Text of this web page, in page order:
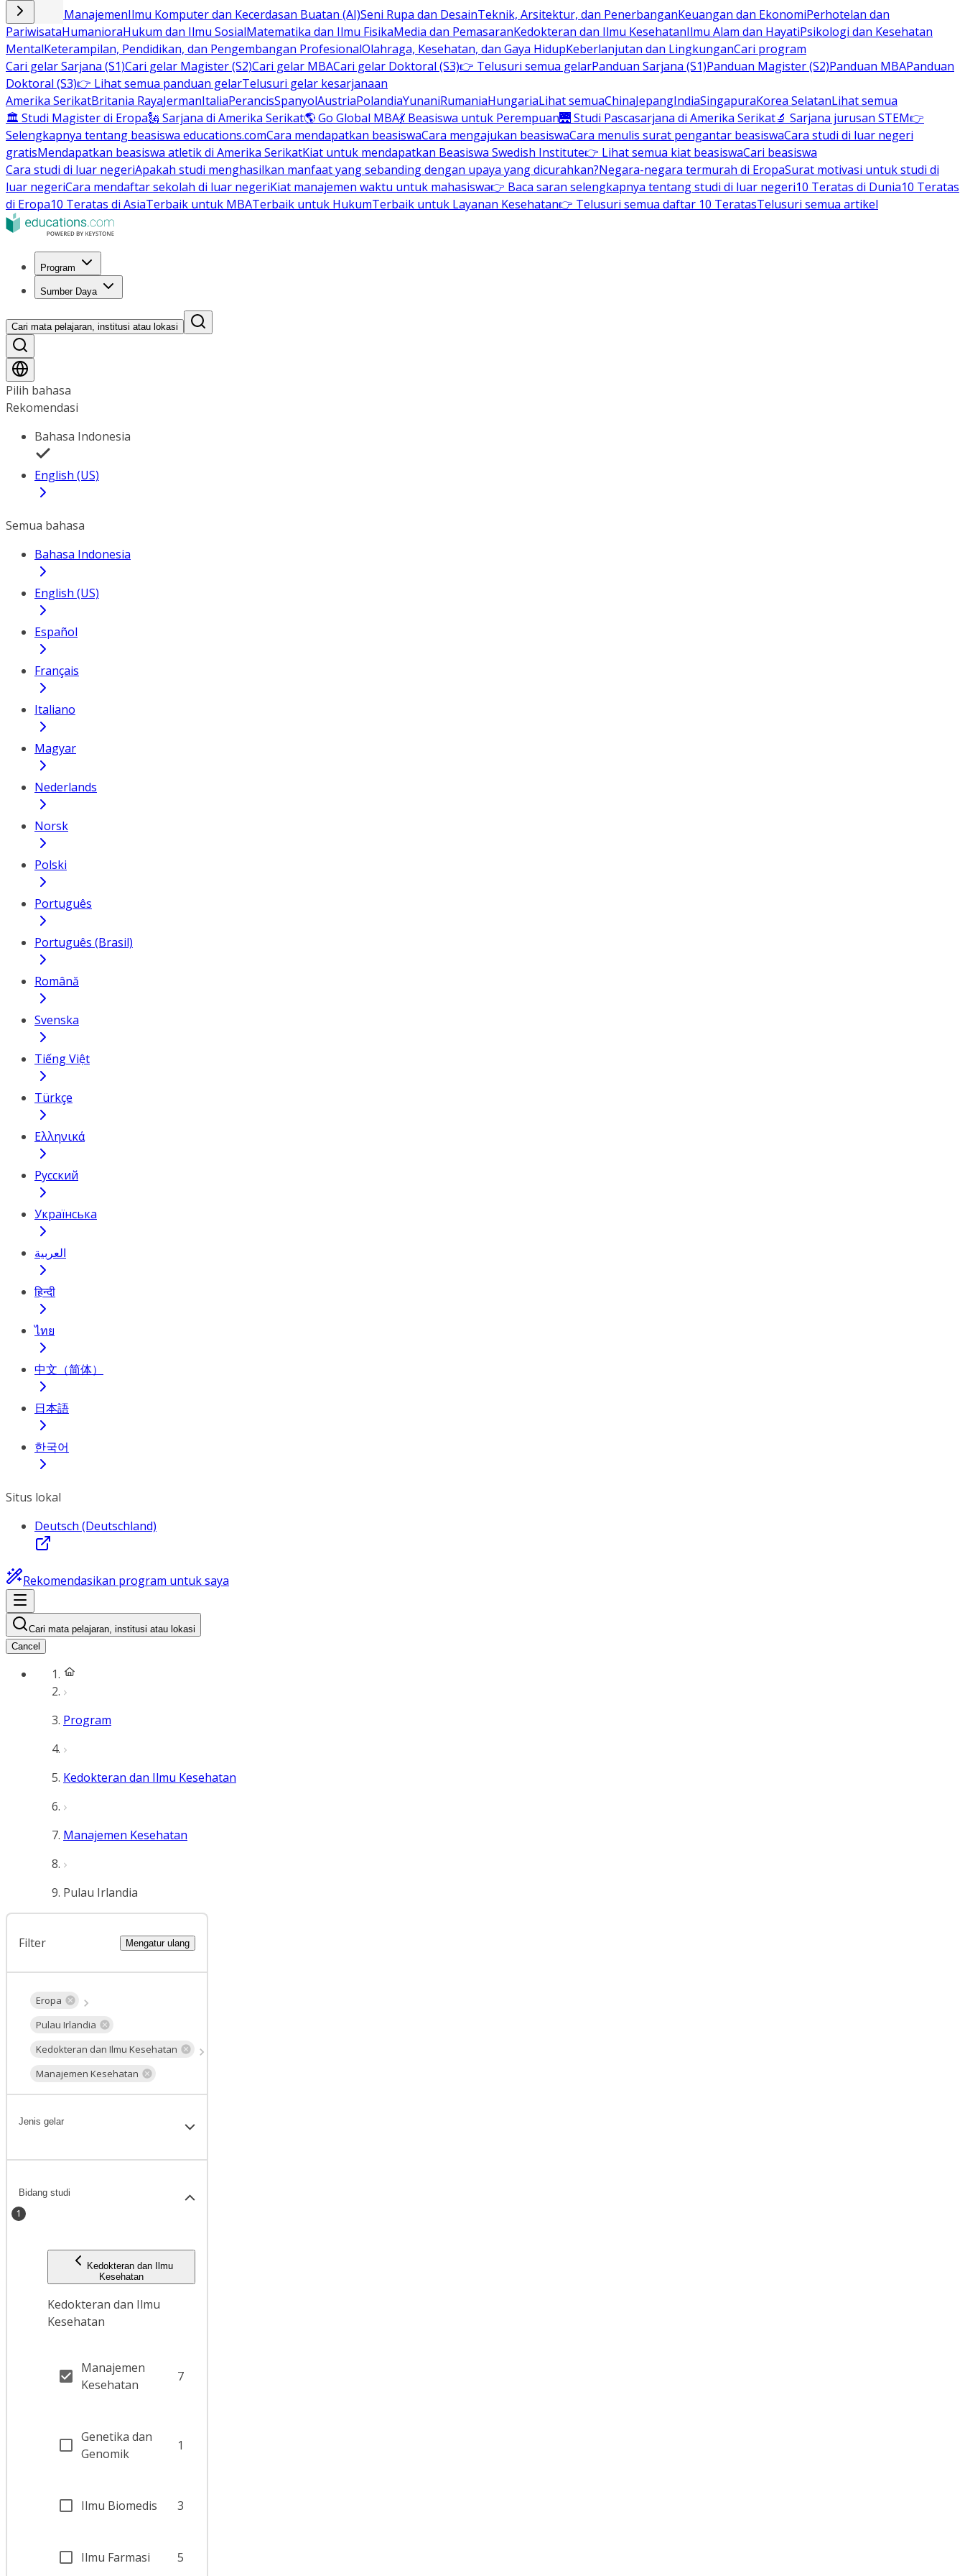
Bisnis dan ManajemenIlmu Komputer dan Kecerdasan Buatan (AI)Seni Rupa dan DesainTeknik, Arsitektur, dan PenerbanganKeuangan dan EkonomiPerhotelan dan
PariwisataHumanioraHukum dan Ilmu SosialMatematika dan Ilmu FisikaMedia dan PemasaranKedokteran dan Ilmu KesehatanIlmu Alam dan HayatiPsikologi dan Kesehatan
MentalKeterampilan, Pendidikan, dan Pengembangan ProfesionalOlahraga, Kesehatan, dan Gaya HidupKeberlanjutan dan LingkunganCari program
Cari gelar Sarjana (S1)Cari gelar Magister (S2)Cari gelar MBACari gelar Doktoral (S3)👉 Telusuri semua gelarPanduan Sarjana (S1)Panduan Magister (S2)Panduan MBAPanduan
Doktoral (S3)👉 Lihat semua panduan gelarTelusuri gelar kesarjanaan
Amerika SerikatBritania RayaJermanItaliaPerancisSpanyolAustriaPolandiaYunaniRumaniaHungariaLihat semuaChinaJepangIndiaSingapuraKorea SelatanLihat semua
🏛 Studi Magister di Eropa🗽 Sarjana di Amerika Serikat🌎 Go Global MBA💃 Beasiswa untuk Perempuan🌉 Studi Pascasarjana di Amerika Serikat🔬 Sarjana jurusan STEM👉
Selengkapnya tentang beasiswa educations.comCara mendapatkan beasiswaCara mengajukan beasiswaCara menulis surat pengantar beasiswaCara studi di luar negeri
gratisMendapatkan beasiswa atletik di Amerika SerikatKiat untuk mendapatkan Beasiswa Swedish Institute👉 Lihat semua kiat beasiswaCari beasiswa
Cara studi di luar negeriApakah studi menghasilkan manfaat yang sebanding dengan upaya yang dicurahkan?Negara-negara termurah di EropaSurat motivasi untuk studi di
luar negeriCara mendaftar sekolah di luar negeriKiat manajemen waktu untuk mahasiswa👉 Baca saran selengkapnya tentang studi di luar negeri10 Teratas di Dunia10 Teratas
di Eropa10 Teratas di AsiaTerbaik untuk MBATerbaik untuk HukumTerbaik untuk Layanan Kesehatan👉 Telusuri semua daftar 10 TeratasTelusuri semua artikel
Program
Sumber Daya
Cari mata pelajaran, institusi atau lokasi
Pilih bahasa
Rekomendasi
Bahasa Indonesia
English (US)
Semua bahasa
Bahasa Indonesia
English (US)
Español
Français
Italiano
Magyar
Nederlands
Norsk
Polski
Português
Português (Brasil)
Română
Svenska
Tiếng Việt
Türkçe
Ελληνικά
Русский
Українська
العربية
हिन्दी
ไทย
中文（简体）
日本語
한국어
Situs lokal
Deutsch (Deutschland)
Rekomendasikan program untuk saya
Cari mata pelajaran, institusi atau lokasi
Cancel
Program
Kedokteran dan Ilmu Kesehatan
Manajemen Kesehatan
Pulau Irlandia
Filter Mengatur ulang
Eropa
Pulau Irlandia
Kedokteran dan Ilmu Kesehatan
Manajemen Kesehatan
Jenis gelar
Bidang studi
1
Kedokteran dan Ilmu
Kesehatan
Kedokteran dan Ilmu
Kesehatan
Manajemen
Kesehatan
7
Genetika dan
Genomik
1
Ilmu Biomedis 3
Ilmu Farmasi 5